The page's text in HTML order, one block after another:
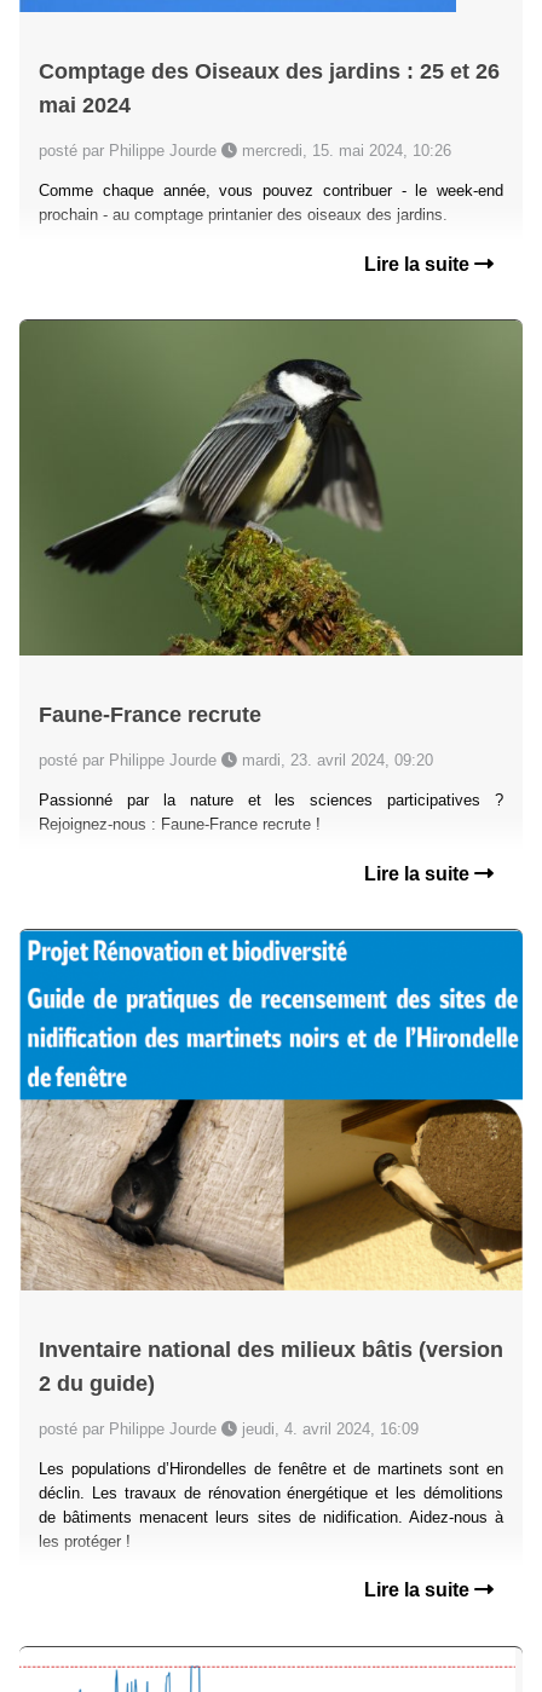
Comptage des Oiseaux des jardins : 25 et 26
mai 2024
posté par Philippe Jourde mercredi, 15. mai 2024, 10:26
Comme chaque année, vous pouvez contribuer - le week-end
prochain - au comptage printanier des oiseaux des jardins.
Lire la suite
Faune-France recrute
posté par Philippe Jourde mardi, 23. avril 2024, 09:20
Passionné par la nature et les sciences participatives ?
Rejoignez-nous : Faune-France recrute !
Lire la suite
Inventaire national des milieux bâtis (version
2 du guide)
posté par Philippe Jourde jeudi, 4. avril 2024, 16:09
Les populations d’Hirondelles de fenêtre et de martinets sont en
déclin. Les travaux de rénovation énergétique et les démolitions
de bâtiments menacent leurs sites de nidification. Aidez-nous à
les protéger !
Lire la suite